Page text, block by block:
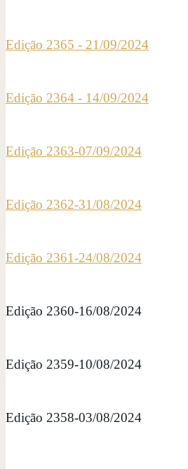
Edição 2365 - 21/09/2024
Edição 2364 - 14/09/2024
Edição 2363-07/09/2024
Edição 2362-31/08/2024
Edição 2361-24/08/2024
Edição 2360-16/08/2024
Edição 2359-10/08/2024
Edição 2358-03/08/2024